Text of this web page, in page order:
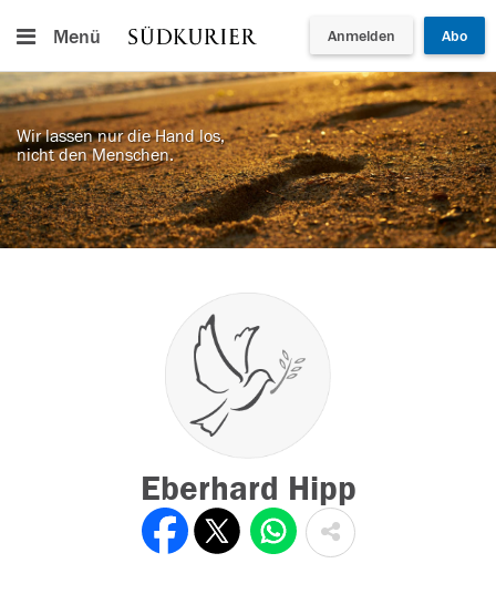
Menü Anmelden Abo
Wir lassen nur die Hand los,
nicht den Menschen.
Eberhard Hipp